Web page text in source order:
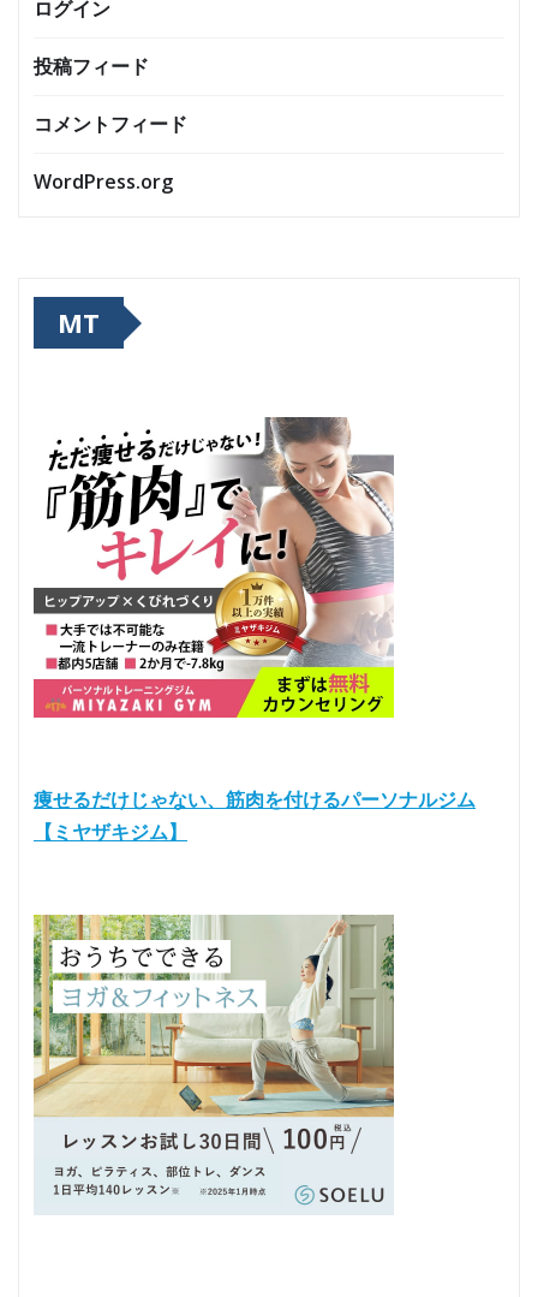
ログイン
投稿フィード
コメントフィード
WordPress.org
MT
痩せるだけじゃない、筋肉を付けるパーソナルジム
【ミヤザキジム】